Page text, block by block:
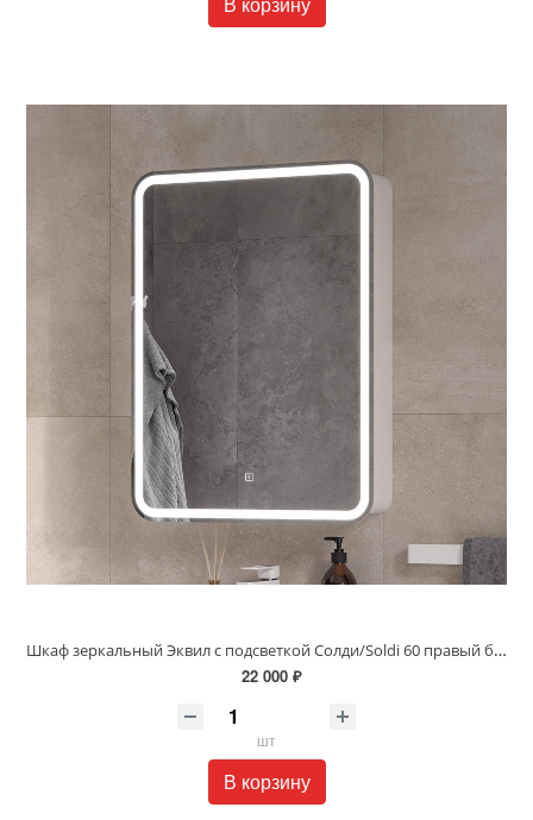
Шкаф зеркальный Эквил с подсветкой Солди/Soldi 60 правый белый софт szSOLDI60.R
22 000 ₽
шт
В корзину